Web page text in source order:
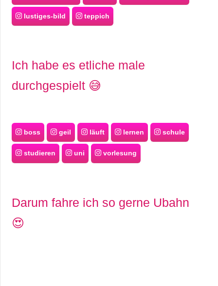
lustiges-bild teppich
Ich habe es etliche male
durchgespielt 😅
boss geil läuft lernen schule
studieren uni vorlesung
Darum fahre ich so gerne Ubahn
😍